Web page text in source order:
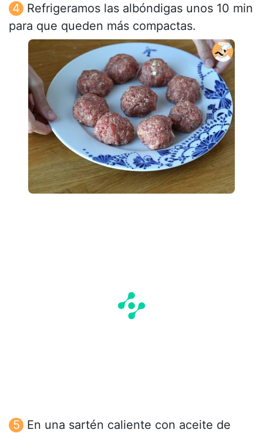
Refrigeramos las albóndigas unos 10 min
para que queden más compactas.
En una sartén caliente con aceite de